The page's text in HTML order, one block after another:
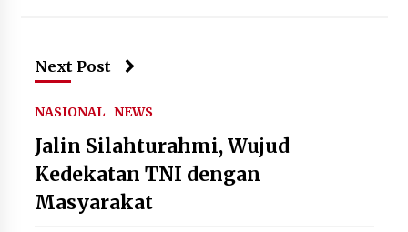
Kegigihan Nurhidayat Meski
Keterbatasan Fisik
10 Agustus 2026
Next Post
NASIONAL NEWS
Jalin Silahturahmi, Wujud
Kedekatan TNI dengan
Masyarakat